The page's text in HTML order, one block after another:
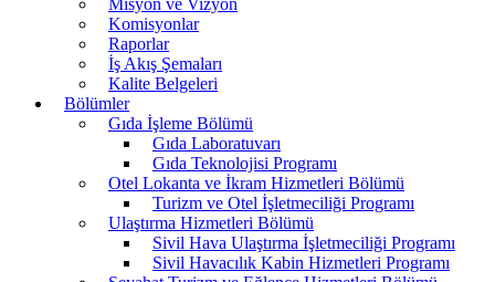
Misyon ve Vizyon
Komisyonlar
Raporlar
İş Akış Şemaları
Kalite Belgeleri
Bölümler
Gıda İşleme Bölümü
Gıda Laboratuvarı
Gıda Teknolojisi Programı
Otel Lokanta ve İkram Hizmetleri Bölümü
Turizm ve Otel İşletmeciliği Programı
Ulaştırma Hizmetleri Bölümü
Sivil Hava Ulaştırma İşletmeciliği Programı
Sivil Havacılık Kabin Hizmetleri Programı